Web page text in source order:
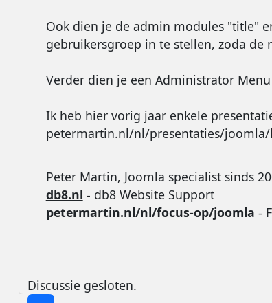
Ook dien je de admin modules "title"
gebruikersgroep in te stellen, zoda
Verder dien je een Administrator
Ik heb hier vorig jaar enkele
petermartin.nl/nl/presentaties/
Peter Martin, Joomla specialist sinds
db8.nl - db8 Website Support
petermartin.nl/nl/focus-op/joomla -
Discussie gesloten.